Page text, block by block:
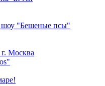
шоу "Бешеные псы"
Москва